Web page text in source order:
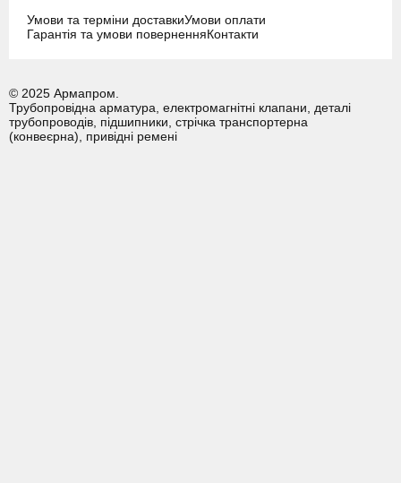
Умови та терміни доставкиУмови оплати
Гарантія та умови поверненняКонтакти
© 2025 Армапром.
Трубопровідна арматура, електромагнітні клапани, деталі
трубопроводів, підшипники, стрічка транспортерна
(конвеєрна), привідні ремені